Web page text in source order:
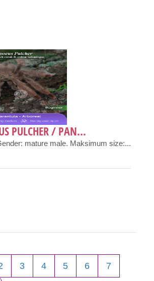
PULCHER / PAN...
mature male. Maksimum size:...
3 4 5 6 7